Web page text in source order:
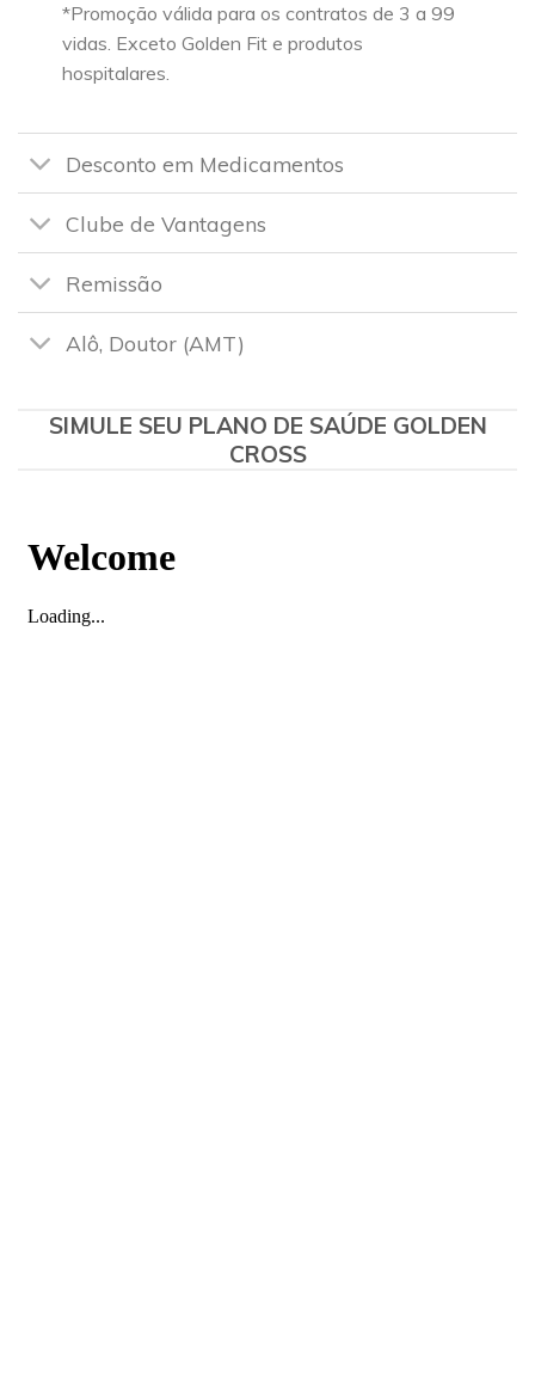
*Promoção válida para os contratos de 3 a 99
vidas. Exceto Golden Fit e produtos
hospitalares.
Desconto em Medicamentos
Clube de Vantagens
Remissão
Alô, Doutor (AMT)
SIMULE SEU PLANO DE SAÚDE GOLDEN
CROSS